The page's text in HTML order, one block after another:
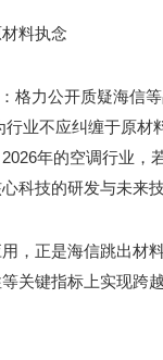
料执念
格力公开质疑海信
行业不应纠缠于原
年的空调行业，
科技的研发与未来
，正是海信跳出材
关键指标上实现跨